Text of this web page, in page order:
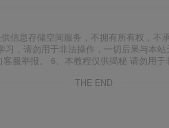
信息存储空间服务，不拥有所有权，
，请勿用于非法操作，一切后果与本
服举报。 6、本教程仅供揭秘 请勿用
THE END